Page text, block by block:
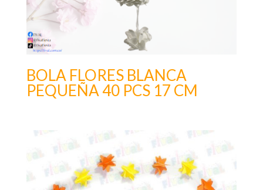
BOLA FLORES BLANCA
PEQUEÑA 40 PCS 17 CM